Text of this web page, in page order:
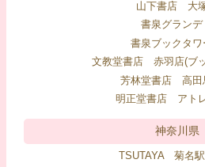
山下書店 大
書泉グラン
書泉ブックタ
文教堂書店 赤羽店(ブ
芳林堂書店 高田
明正堂書店 アト
神奈川県
TSUTAYA 菊名